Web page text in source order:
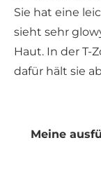
Sie hat eine
sieht sehr
Haut. In der T-
dafür hält sie
Meine